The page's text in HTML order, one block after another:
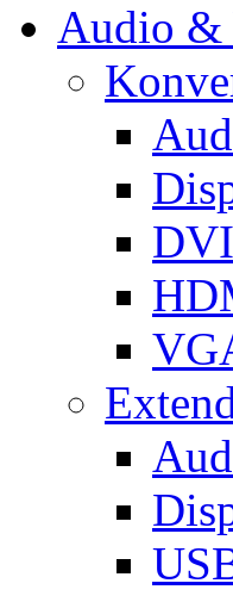
Audio &
DVI